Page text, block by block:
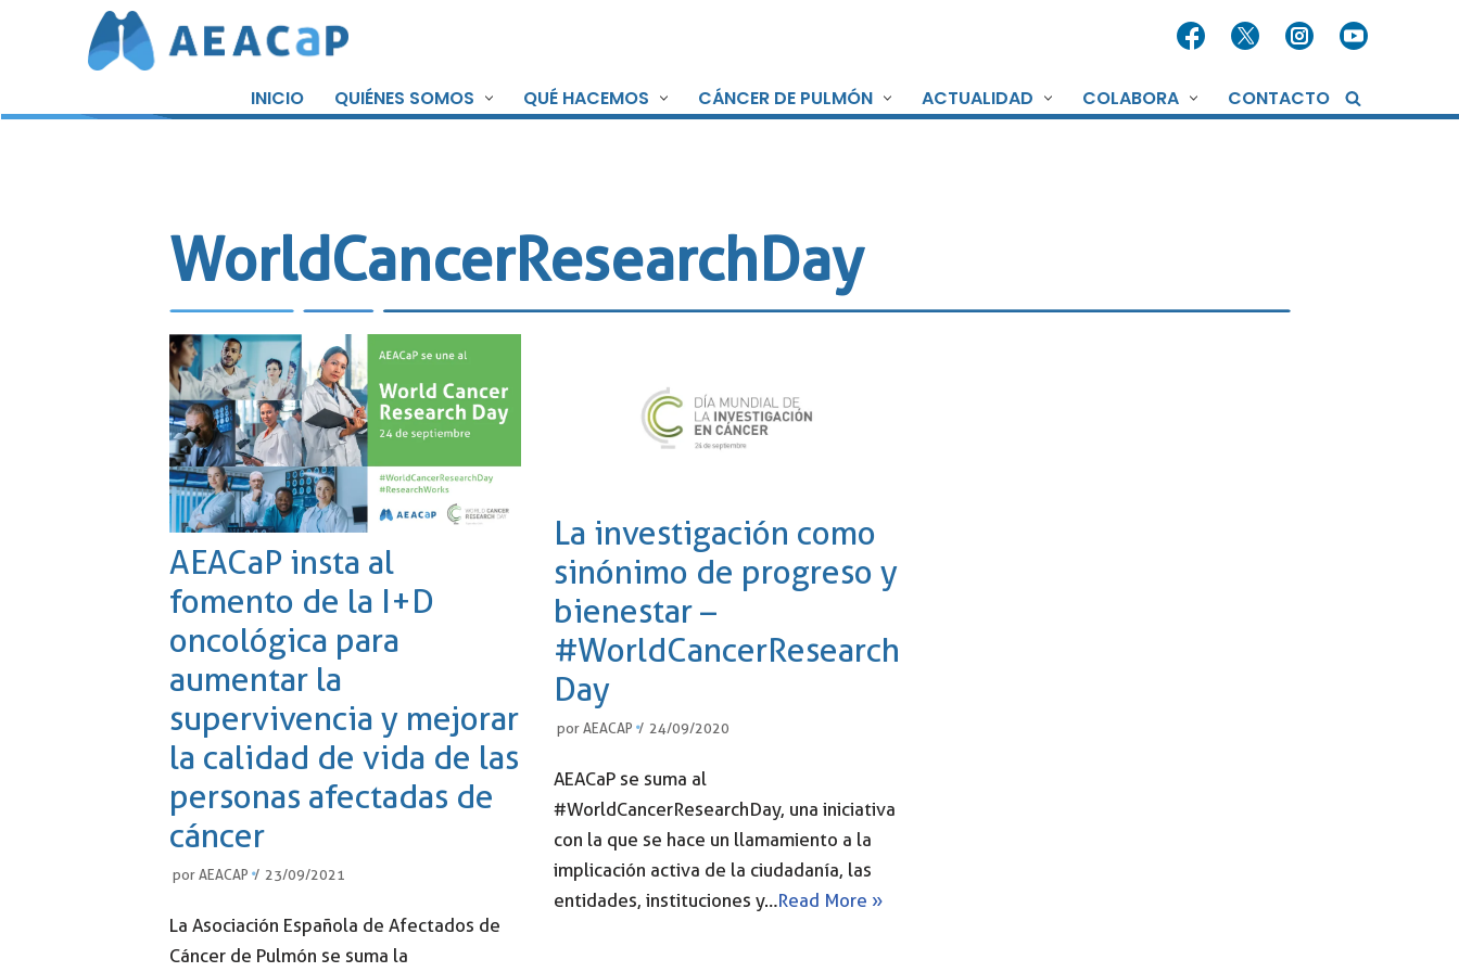
contenido
INICIO QUIÉNES SOMOS QUÉ HACEMOS CÁNCER DE PULMÓN ACTUALIDAD COLABORA CONTACTO
WorldCancerResearchDay
AEACaP insta al
fomento de la I+D
oncológica para
aumentar la
supervivencia y mejorar
la calidad de vida de las
personas afectadas de
cáncer
por AEACAP 23/09/2021
La Asociación Española de Afectados de
Cáncer de Pulmón se suma la
La investigación como
sinónimo de progreso y
bienestar –
#WorldCancerResearch
Day
por AEACAP 24/09/2020
AEACaP se suma al
#WorldCancerResearchDay, una iniciativa
con la que se hace un llamamiento a la
implicación activa de la ciudadanía, las
entidades, instituciones y…Read More »